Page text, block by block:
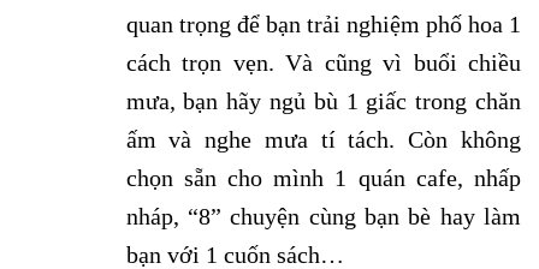
quan trọng để bạn trải nghiệm phố hoa 1
cách trọn vẹn. Và cũng vì buổi chiều
mưa, bạn hãy ngủ bù 1 giấc trong chăn
ấm và nghe mưa tí tách. Còn không
chọn sẵn cho mình 1 quán cafe, nhấp
nháp, “8” chuyện cùng bạn bè hay làm
bạn với 1 cuốn sách…